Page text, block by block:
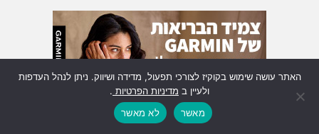
האתר עושה שימוש בקוקיז לצורכי תפעול, מדידה ושיווק. ניתן לנהל העדפות
ולעיין ב מדיניות הפרטיות .
מאשר
לא מאשר